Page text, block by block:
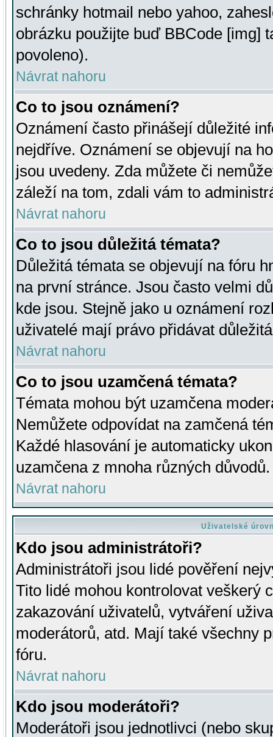
schránky hotmail nebo yahoo,
obrázku použijte buď BBCode [img]
povoleno).
Návrat nahoru
Co to jsou oznámení?
Oznámení často přinášejí důležité
nejdříve. Oznámení se objevují na
jsou uvedeny. Zda můžete či
záleží na tom, zdali vám to
Návrat nahoru
Co to jsou důležitá témata?
Důležitá témata se objevují na fóru
na první stránce. Jsou často velmi
kde jsou. Stejně jako u oznámení
uživatelé mají právo přidávat
Návrat nahoru
Co to jsou uzamčená témata?
Témata mohou být uzamčena
Nemůžete odpovídat na zamčená
Každé hlasování je automaticky
uzamčena z mnoha různých důvodů.
Návrat nahoru
Uživatelské
Kdo jsou administrátoři?
Administrátoři jsou lidé pověření
Tito lidé mohou kontrolovat veškerý
zakazování uživatelů, vytváření
moderátorů, atd. Mají také všechny
fóru.
Návrat nahoru
Kdo jsou moderátoři?
Moderátoři jsou jednotlivci (nebo